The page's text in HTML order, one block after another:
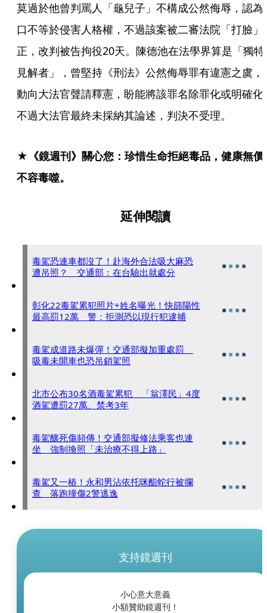
莫過於他曾判罵人「龜兒子」不構成公然侮辱，認為
口不等於侵害人格權，不過該案被二審法院「打臉」
正，改判被告拘役20天。陳德池在法學界算是「獨特
見解者」，曾堅持《刑法》公然侮辱罪有違憲之虞，
動向大法官聲請釋憲，盼能將該罪名除罪化或明確化
不過大法官最終未採納其論述，判決不受理。
★《鏡週刊》關心您：珍惜生命拒絕毒品，健康無價
不容毒噬。
延伸閱讀
毒駕恐連車都沒了！赴海外合法吸大麻恐
遭吊照？ 交通部：在台驗出就處分
彰化22毒駕累犯照片+姓名曝光！快篩陽性
最高罰12萬 警：拒測恐以現行犯逮捕
毒駕成道路未爆彈！交通部擬加重處罰
吸毒未開車也恐吊銷駕照
北市公布30名酒毒駕累犯 「翁澤民」4度
酒駕遭罰27萬、禁考3年
毒駕釀死傷頻傳！交通部擬修法乘客也連
坐 強制換照「未治療不得上路」
毒駕又一樁！永和男沾依托咪酯蛇行被攔
查 落跑撞傷2警逃逸
支持鏡週刊
小心意大意義
小額贊助鏡週刊！